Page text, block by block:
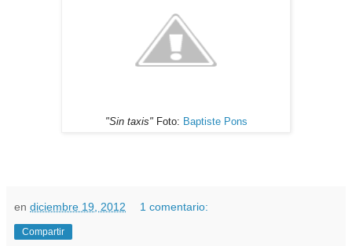
"Sin taxis"Foto: Baptiste Pons
en diciembre 19, 2012 1 comentario:
Compartir